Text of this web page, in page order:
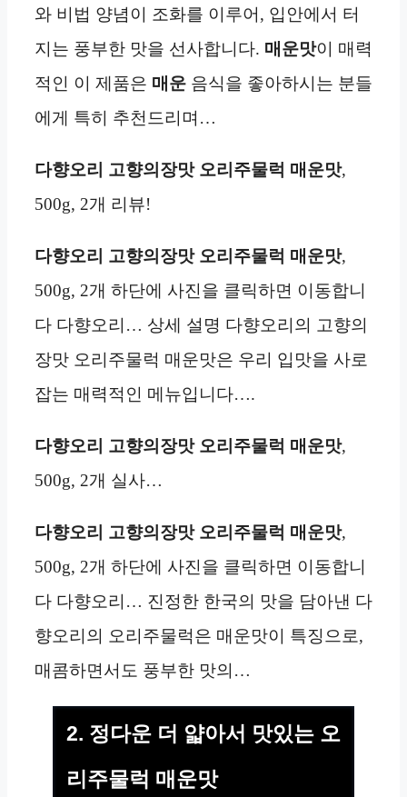
와 비법 양념이 조화를 이루어, 입안에서 터
지는 풍부한 맛을 선사합니다. 매운맛이 매력
적인 이 제품은 매운 음식을 좋아하시는 분들
에게 특히 추천드리며…
다향오리 고향의장맛 오리주물럭 매운맛,
500g, 2개 리뷰!
다향오리 고향의장맛 오리주물럭 매운맛,
500g, 2개 하단에 사진을 클릭하면 이동합니
다 다향오리… 상세 설명 다향오리의 고향의
장맛 오리주물럭 매운맛은 우리 입맛을 사로
잡는 매력적인 메뉴입니다….
다향오리 고향의장맛 오리주물럭 매운맛,
500g, 2개 실사…
다향오리 고향의장맛 오리주물럭 매운맛,
500g, 2개 하단에 사진을 클릭하면 이동합니
다 다향오리… 진정한 한국의 맛을 담아낸 다
향오리의 오리주물럭은 매운맛이 특징으로,
매콤하면서도 풍부한 맛의…
2. 정다운 더 얇아서 맛있는 오
리주물럭 매운맛